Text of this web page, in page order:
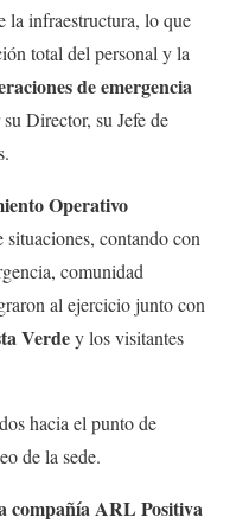
la infraestructura, lo que
total del personal y la
de emergencia
Director, su Jefe de
Operativo
contando con
comunidad
al ejercicio junto con
Verdey los visitantes
hacia el punto de
de la sede.
compañía ARL Positiva